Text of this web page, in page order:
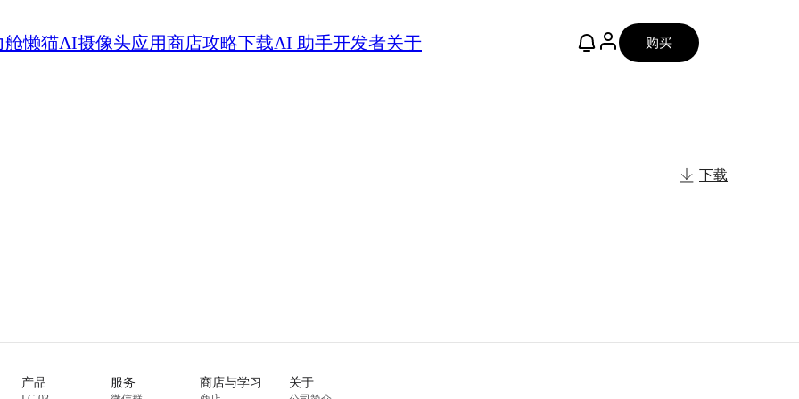
舱懒猫AI摄像头应用商店攻略下载AI 助手开发者关于 购买
下载
产品 服务 商店与学习 关于